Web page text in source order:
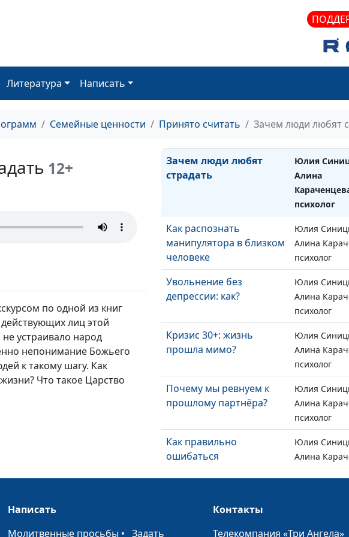
Литература Написать
Семейные ценности Принято считать Зачем люди любят
12+
по одной из книг
лиц этой
устраивало народ
непонимание Божьего
к такому шагу. Как
Что такое Царство
Алина
психолог
христиански
Юлия
Алина
программирует наши
Алина
Зачем люди любят
страдать
Юлия
Алина
психолог
Как распознать
манипулятора в близком
человеке
Юлия
Алина
психолог
Увольнение без
депрессии: как?
Юлия
Алина
психолог
Кризис 30+: жизнь
прошла мимо?
Юлия
Алина
психолог
Почему мы ревнуем к
прошлому партнёра?
Юлия
Алина
психолог
Как правильно
ошибаться
Юлия
Алина
почему не везёт?
Написать
Молитвенные просьбы •Задать
Контакты
Телекомпания «Три Ангела»